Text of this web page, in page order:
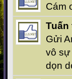
Cám
Tuấn
Gửi
vô sự
dọn